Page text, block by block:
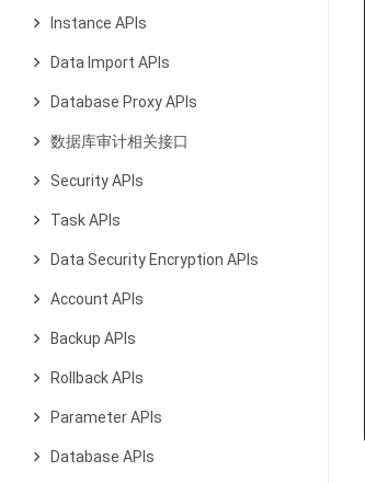
Instance APIs
Data Import APIs
Database Proxy APIs
数据库审计相关接口
Security APIs
Task APIs
Data Security Encryption APIs
Account APIs
Backup APIs
Rollback APIs
Parameter APIs
Database APIs